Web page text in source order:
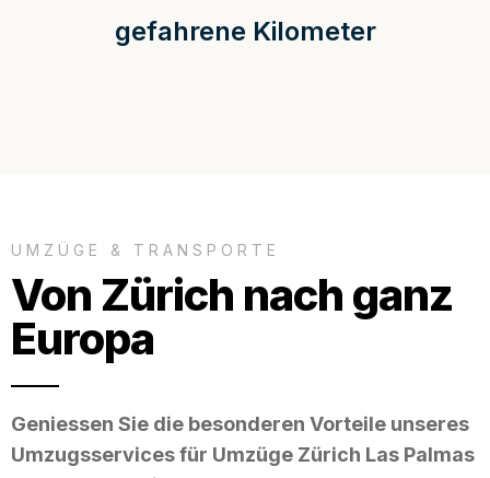
gefahrene Kilometer
UMZÜGE & TRANSPORTE
Von Zürich nach ganz
Europa
Geniessen Sie die besonderen Vorteile unseres
Umzugsservices für Umzüge Zürich Las Palmas